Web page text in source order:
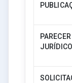
PARECER
JURÍDICO